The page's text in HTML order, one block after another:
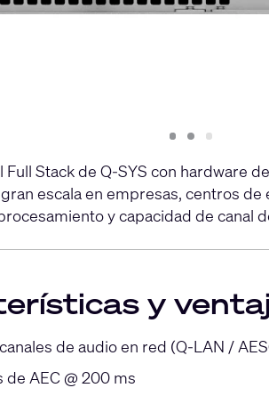
Slide
1 Slide
2 Slide
3
Stack de Q-SYS con hardware
escala en empresas, centros
y capacidad de
y
de audio en red (Q-LAN /
de AEC @ 200 ms